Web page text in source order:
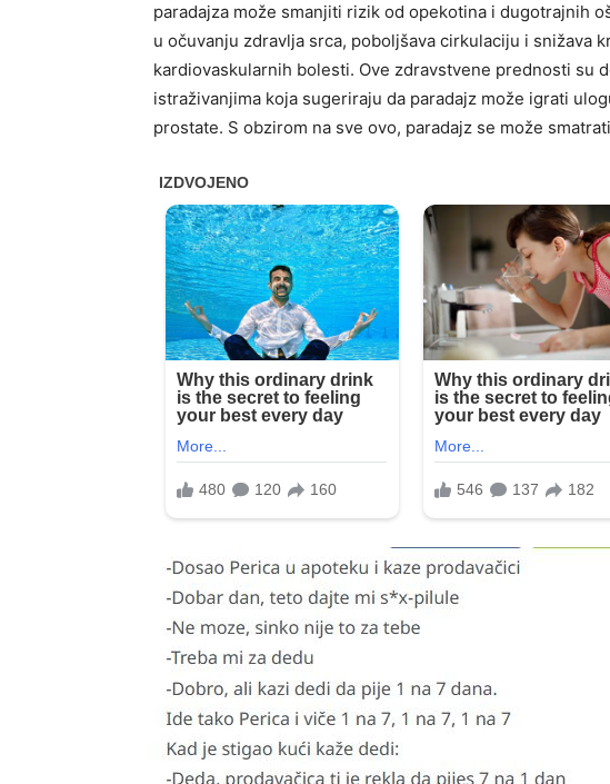
paradajza može smanjiti rizik od opekotina i dugotrajnih
u očuvanju zdravlja srca, poboljšava cirkulaciju i snižava
kardiovaskularnih bolesti. Ove zdravstvene prednosti su
istraživanjima koja sugeriraju da paradajz može igrati
prostate. S obzirom na sve ovo, paradajz se može